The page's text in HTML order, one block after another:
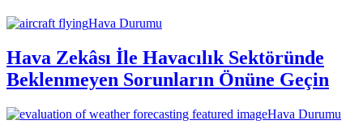
Hava Durumu
Hava Zekâsı İle Havacılık Sektöründe
Beklenmeyen Sorunların Önüne Geçin
Hava Durumu